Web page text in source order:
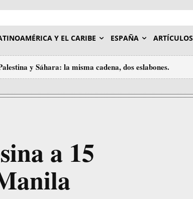
Y EL CARIBE ESPAÑA ARTÍCULOS
y Sáhara: la misma cadena, dos eslabones.
a 15